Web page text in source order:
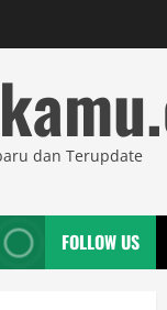
dan Terupdate
FOLLOW US